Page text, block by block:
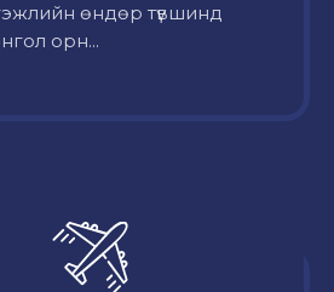
өндөр түвшинд
орн...